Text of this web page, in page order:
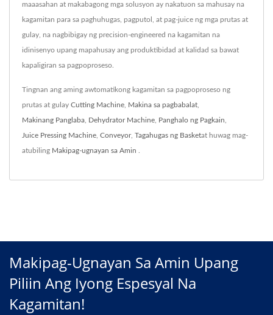
maaasahan at makabagong mga solusyon ay nakatuon sa mahusay na
kagamitan para sa paghuhugas, pagputol, at pag-juice ng mga prutas at
gulay, na nagbibigay ng precision-engineered na kagamitan na
idinisenyo upang mapahusay ang produktibidad at kalidad sa bawat
kapaligiran sa pagpoproseso.
Tingnan ang aming awtomatikong kagamitan sa pagpoproseso ng
prutas at gulay Cutting Machine Makina sa pagbabalat
Makinang Panglaba Dehydrator Machine Panghalo ng Pagkain
Juice Pressing Machine Conveyor, Tagahugas ng Basketat huwag mag-
atubiling Makipag-ugnayan sa Amin
Makipag-Ugnayan Sa Amin Upang
Piliin Ang Iyong Espesyal Na
Kagamitan!